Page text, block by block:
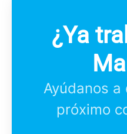
¿Ya
Ayúdanos
próximo